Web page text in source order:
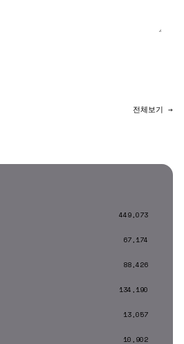
전체보기 →
449,073
67,174
88,426
134,190
13,057
10,902